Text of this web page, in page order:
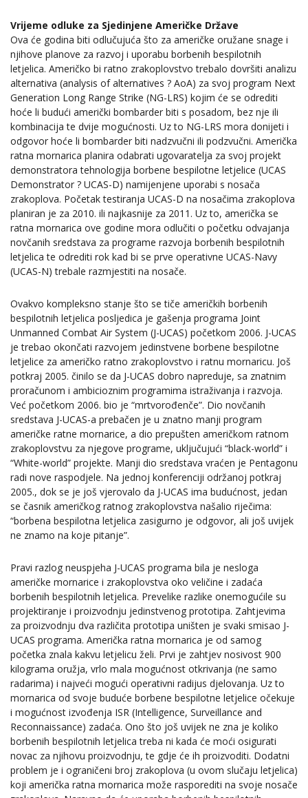
Vrijeme odluke za Sjedinjene Američke Države
Ova će godina biti odlučujuća što za američke oružane snage i
njihove planove za razvoj i uporabu borbenih bespilotnih
letjelica. Američko bi ratno zrakoplovstvo trebalo dovršiti analizu
alternativa (analysis of alternatives ? AoA) za svoj program Next
Generation Long Range Strike (NG-LRS) kojim će se odrediti
hoće li budući američki bombarder biti s posadom, bez nje ili
kombinacija te dvije mogućnosti. Uz to NG-LRS mora donijeti i
odgovor hoće li bombarder biti nadzvučni ili podzvučni. Američka
ratna mornarica planira odabrati ugovaratelja za svoj projekt
demonstratora tehnologija borbene bespilotne letjelice (UCAS
Demonstrator ? UCAS-D) namijenjene uporabi s nosača
zrakoplova. Početak testiranja UCAS-D na nosačima zrakoplova
planiran je za 2010. ili najkasnije za 2011. Uz to, američka se
ratna mornarica ove godine mora odlučiti o početku odvajanja
novčanih sredstava za programe razvoja borbenih bespilotnih
letjelica te odrediti rok kad bi se prve operativne UCAS-Navy
(UCAS-N) trebale razmjestiti na nosače.
Ovakvo kompleksno stanje što se tiče američkih borbenih
bespilotnih letjelica posljedica je gašenja programa Joint
Unmanned Combat Air System (J-UCAS) početkom 2006. J-UCAS
je trebao okončati razvojem jedinstvene borbene bespilotne
letjelice za američko ratno zrakoplovstvo i ratnu mornaricu. Još
potkraj 2005. činilo se da J-UCAS dobro napreduje, sa znatnim
proračunom i ambicioznim programima istraživanja i razvoja.
Već početkom 2006. bio je “mrtvorođenče”. Dio novčanih
sredstava J-UCAS-a prebačen je u znatno manji program
američke ratne mornarice, a dio prepušten američkom ratnom
zrakoplovstvu za njegove programe, uključujući “black-world” i
“White-world” projekte. Manji dio sredstava vraćen je Pentagonu
radi nove raspodjele. Na jednoj konferenciji održanoj potkraj
2005., dok se je još vjerovalo da J-UCAS ima budućnost, jedan
se časnik američkog ratnog zrakoplovstva našalio riječima:
“borbena bespilotna letjelica zasigurno je odgovor, ali još uvijek
ne znamo na koje pitanje”.
Pravi razlog neuspjeha J-UCAS programa bila je nesloga
američke mornarice i zrakoplovstva oko veličine i zadaća
borbenih bespilotnih letjelica. Prevelike razlike onemogućile su
projektiranje i proizvodnju jedinstvenog prototipa. Zahtjevima
za proizvodnju dva različita prototipa uništen je svaki smisao J-
UCAS programa. Američka ratna mornarica je od samog
početka znala kakvu letjelicu želi. Prvi je zahtjev nosivost 900
kilograma oružja, vrlo mala mogućnost otkrivanja (ne samo
radarima) i najveći mogući operativni radijus djelovanja. Uz to
mornarica od svoje buduće borbene bespilotne letjelice očekuje
i mogućnost izvođenja ISR (Intelligence, Surveillance and
Reconnaissance) zadaća. Ono što još uvijek ne zna je koliko
borbenih bespilotnih letjelica treba ni kada će moći osigurati
novac za njihovu proizvodnju, te gdje će ih proizvoditi. Dodatni
problem je i ograničeni broj zrakoplova (u ovom slučaju letjelica)
koji američka ratna mornarica može rasporediti na svoje nosače